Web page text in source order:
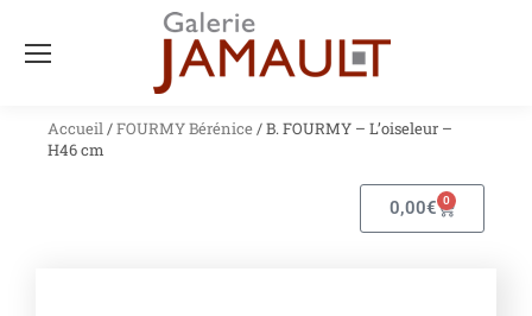
Accueil/FOURMY Bérénice/ B. FOURMY – L’oiseleur –
H46 cm
0,00€ 0